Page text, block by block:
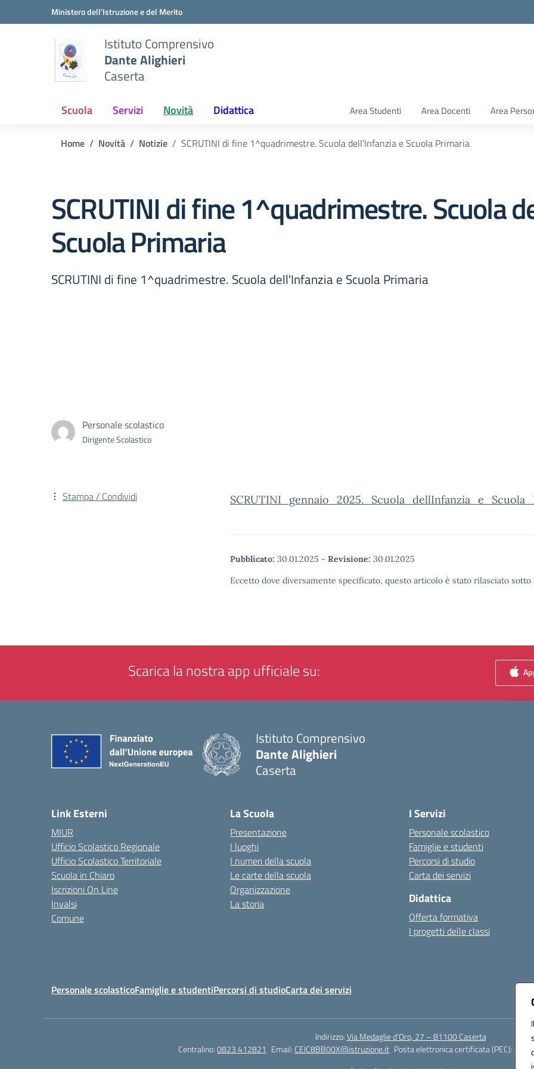
Vai ai contenuti
Vai al menu di navigazioneMinistero dell'Istruzione e del Merito
Istituto Comprensivo
Dante Alighieri
Caserta
Scuola Servizi Novità Didattica Area Studenti Area Docenti Area
Home Novità Notizie SCRUTINI di fine 1^quadrimestre. Scuola dell’Infanzia e Scuola Primaria
SCRUTINI di fine 1^quadrimestre. Scuola
Scuola Primaria
SCRUTINI di fine 1^quadrimestre. Scuola dell'Infanzia e Scuola Primaria
Personale scolastico
Dirigente Scolastico
Pubblicato: 30.01.2025 - Revisione: 30.01.2025
Eccetto dove diversamente specificato, questo articolo è stato rilasciato
Stampa / Condividi
Scarica la nostra app ufficiale su:
Istituto Comprensivo
Dante Alighieri
Caserta
Link Esterni
MIUR
Ufficio Scolastico Regionale
Ufficio Scolastico Territoriale
Scuola in Chiaro
Iscrizioni On Line
Invalsi
Comune
La Scuola
Presentazione
I luoghi
I numeri della scuola
Le carte della scuola
Organizzazione
La storia
I Servizi
Personale scolastico
Famiglie e studenti
Percorsi di studio
Carta dei servizi
Didattica
Offerta formativa
I progetti delle classi
Personale scolasticoFamiglie e studentiPercorsi di studioCarta dei servizi
Indirizzo:Via Medaglie d'Oro, 27 – 81100 Caserta
Centralino:0823 412821 Email: CEIC8BB00X@istruzione.it Posta elettronica certificata (PEC):